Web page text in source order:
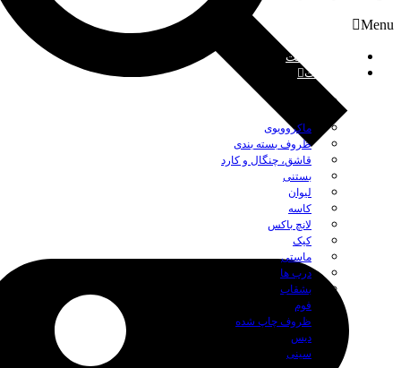
Menu
صفحه نخست
محصولات
ماکروویوی
ظروف بسته بندی
قاشق، چنگال و کارد
بستنی
لیوان
کاسه
لانچ باکس
کیک
ماستی
درب ها
بشقاب
فوم
ظروف چاپ شده
دیس
سینی